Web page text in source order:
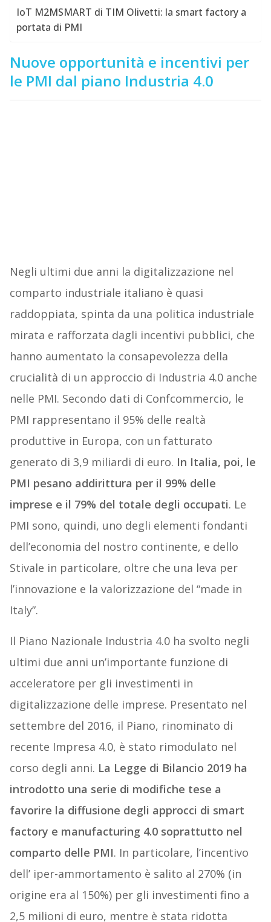
IoT M2MSMART di TIM Olivetti: la smart factory a
portata di PMI
Nuove opportunità e incentivi per
le PMI dal piano Industria 4.0
Negli ultimi due anni la digitalizzazione nel
comparto industriale italiano è quasi
raddoppiata, spinta da una politica industriale
mirata e rafforzata dagli incentivi pubblici, che
hanno aumentato la consapevolezza della
crucialità di un approccio di Industria 4.0 anche
nelle PMI. Secondo dati di Confcommercio, le
PMI rappresentano il 95% delle realtà
produttive in Europa, con un fatturato
generato di 3,9 miliardi di euro. In Italia, poi, le
PMI pesano addirittura per il 99% delle
imprese e il 79% del totale degli occupati. Le
PMI sono, quindi, uno degli elementi fondanti
dell’economia del nostro continente, e dello
Stivale in particolare, oltre che una leva per
l’innovazione e la valorizzazione del “made in
Italy”.
Il Piano Nazionale Industria 4.0 ha svolto negli
ultimi due anni un’importante funzione di
acceleratore per gli investimenti in
digitalizzazione delle imprese. Presentato nel
settembre del 2016, il Piano, rinominato di
recente Impresa 4.0, è stato rimodulato nel
corso degli anni. La Legge di Bilancio 2019 ha
introdotto una serie di modifiche tese a
favorire la diffusione degli approcci di smart
factory e manufacturing 4.0 soprattutto nel
comparto delle PMI. In particolare, l’incentivo
dell’ iper-ammortamento è salito al 270% (in
origine era al 150%) per gli investimenti fino a
2,5 milioni di euro, mentre è stata ridotta